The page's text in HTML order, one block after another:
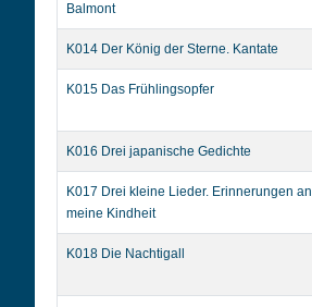
Balmont
K014 Der König der Sterne. Kantate
K015 Das Frühlingsopfer
K016 Drei japanische Gedichte
K017 Drei kleine Lieder. Erinnerungen an
meine Kindheit
K018 Die Nachtigall